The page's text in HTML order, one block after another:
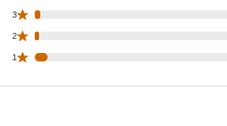
3
26 3 star reviews out of 1026 reviews
2
20 2 star reviews out of 1026 reviews
1
60 1 star reviews out of 1026 reviews